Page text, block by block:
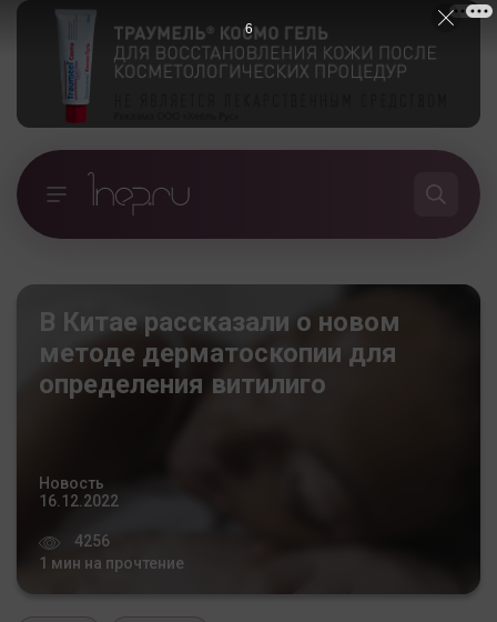
В Китае рассказали о новом
методе дерматоскопии для
определения витилиго
Новость
16.12.2022
4256
1 мин на прочтение
5